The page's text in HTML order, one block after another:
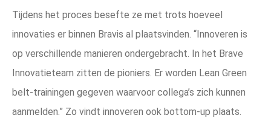
Tijdens het proces besefte ze met trots hoeveel
innovaties er binnen Bravis al plaatsvinden. “Innoveren is
op verschillende manieren ondergebracht. In het Brave
Innovatieteam zitten de pioniers. Er worden Lean Green
belt-trainingen gegeven waarvoor collega’s zich kunnen
aanmelden.” Zo vindt innoveren ook bottom-up plaats.